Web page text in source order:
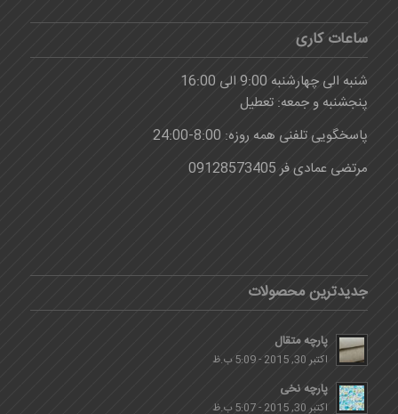
ساعات کاری
شنبه الی چهارشنبه 9:00 الی 16:00
پنجشنبه و جمعه: تعطیل
پاسخگویی تلفنی همه روزه: 8:00-24:00
مرتضی عمادی فر 09128573405
جدیدترین محصولات
پارچه متقال
اکتبر 30, 2015 - 5:09 ب.ظ
پارچه نخی
اکتبر 30, 2015 - 5:07 ب.ظ